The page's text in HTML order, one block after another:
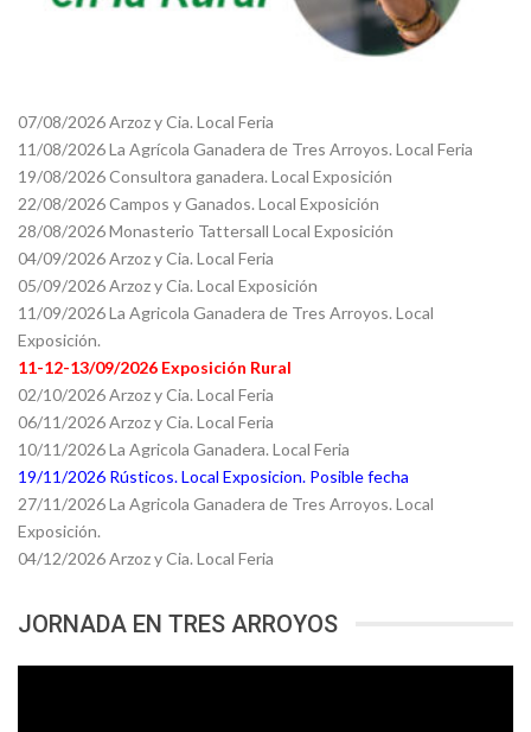
07/08/2026 Arzoz y Cia. Local Feria
11/08/2026 La Agrícola Ganadera de Tres Arroyos. Local Feria
19/08/2026 Consultora ganadera. Local Exposición
22/08/2026 Campos y Ganados. Local Exposición
28/08/2026 Monasterio Tattersall Local Exposición
04/09/2026 Arzoz y Cia. Local Feria
05/09/2026 Arzoz y Cia. Local Exposición
11/09/2026 La Agricola Ganadera de Tres Arroyos. Local
Exposición.
11-12-13/09/2026 Exposición Rural
02/10/2026 Arzoz y Cia. Local Feria
06/11/2026 Arzoz y Cia. Local Feria
10/11/2026 La Agricola Ganadera. Local Feria
19/11/2026 Rústicos. Local Exposicion. Posible fecha
27/11/2026 La Agricola Ganadera de Tres Arroyos. Local
Exposición.
04/12/2026 Arzoz y Cia. Local Feria
JORNADA EN TRES ARROYOS